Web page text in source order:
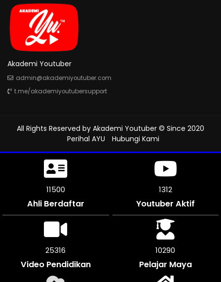
Akademi Youtuber
admin@akademiyoutuber.com
t.me/akademiyoutubersupport
All Rights Reserved by Akademi Youtuber © Since 2020
Perihal AYU
Hubungi Kami
11500
Ahli Berdaftar
1312
Youtuber Aktif
25316
Video Pendidikan
10290
Pelajar Maya